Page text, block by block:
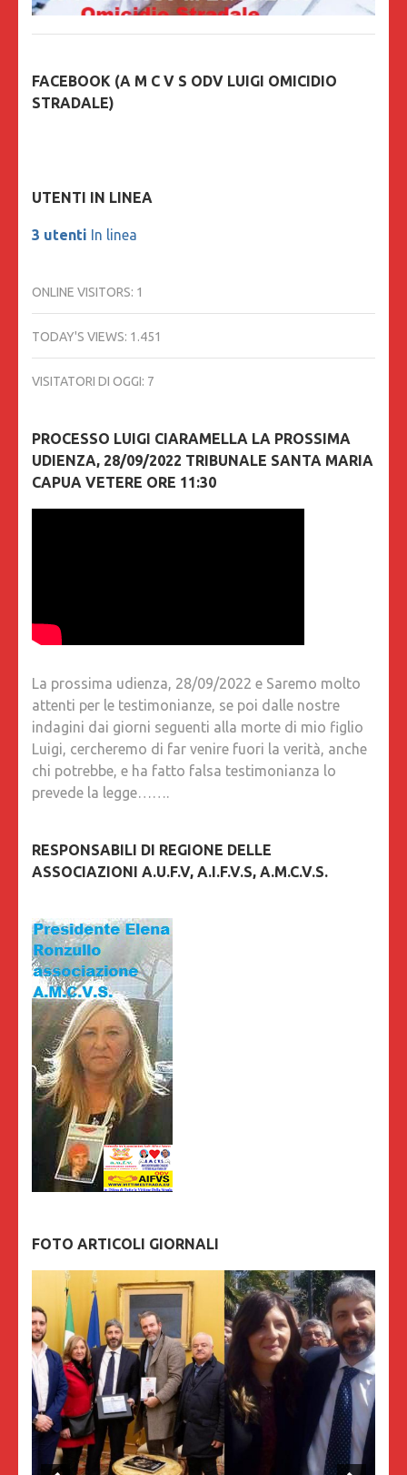
FACEBOOK (A M C V S ODV LUIGI OMICIDIO
STRADALE)
UTENTI IN LINEA
3 utenti In linea
ONLINE VISITORS: 1
TODAY'S VIEWS: 1.451
VISITATORI DI OGGI: 7
PROCESSO LUIGI CIARAMELLA LA PROSSIMA
UDIENZA, 28/09/2022 TRIBUNALE SANTA MARIA
CAPUA VETERE ORE 11:30
La prossima udienza, 28/09/2022 e Saremo molto
attenti per le testimonianze, se poi dalle nostre
indagini dai giorni seguenti alla morte di mio figlio
Luigi, cercheremo di far venire fuori la verità, anche
chi potrebbe, e ha fatto falsa testimonianza lo
prevede la legge…….
RESPONSABILI DI REGIONE DELLE
ASSOCIAZIONI A.U.F.V, A.I.F.V.S, A.M.C.V.S.
FOTO ARTICOLI GIORNALI